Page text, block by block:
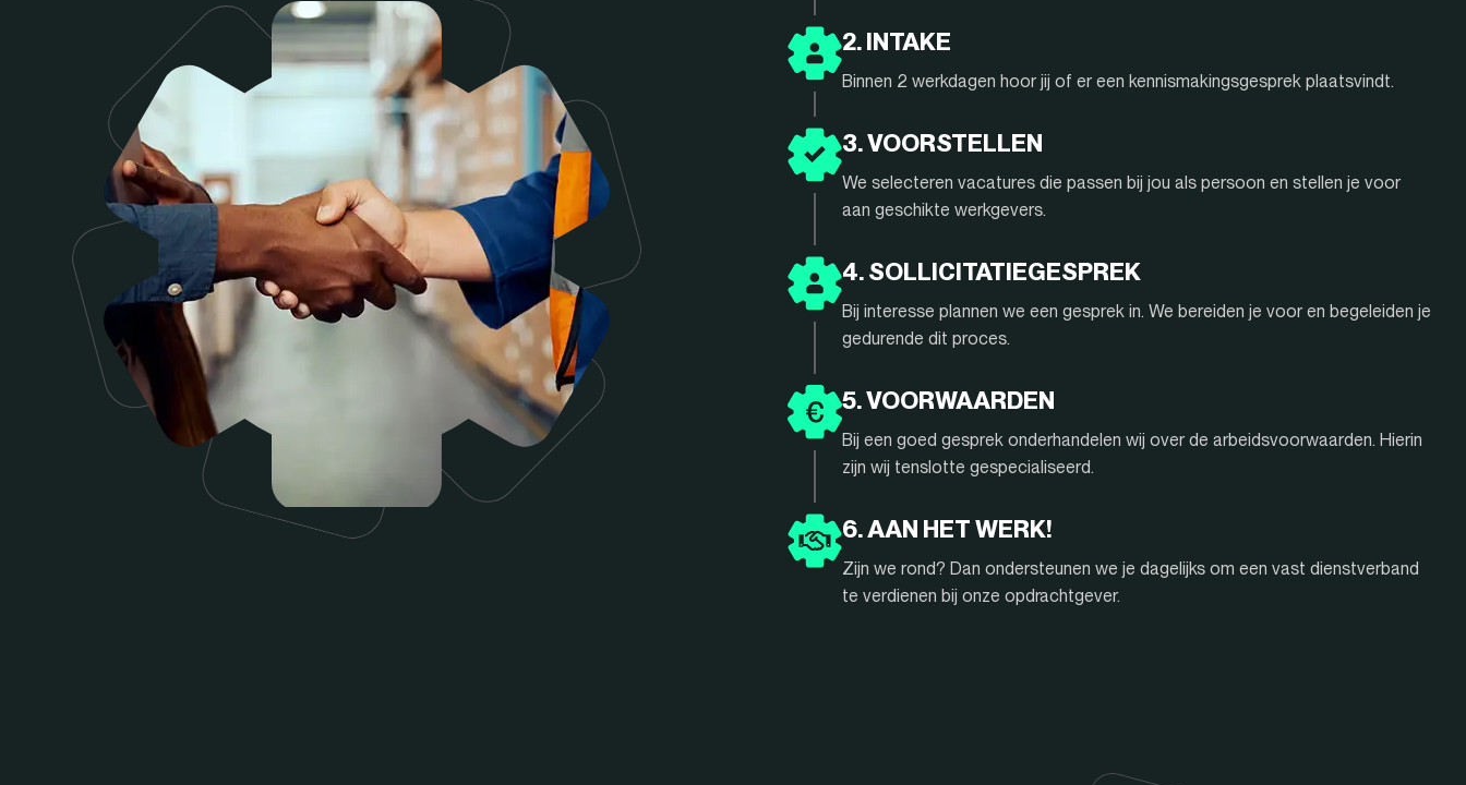
2. INTAKE
Binnen 2 werkdagen hoor jij of er een kennismakingsgesprek plaatsvindt.
3. VOORSTELLEN
We selecteren vacatures die passen bij jou als persoon en stellen je voor
aan geschikte werkgevers.
4. SOLLICITATIEGESPREK
Bij interesse plannen we een gesprek in. We bereiden je voor en begeleiden je
gedurende dit proces.
5. VOORWAARDEN
Bij een goed gesprek onderhandelen wij over de arbeidsvoorwaarden. Hierin
zijn wij tenslotte gespecialiseerd.
6. AAN HET WERK!
Zijn we rond? Dan ondersteunen we je dagelijks om een vast dienstverband
te verdienen bij onze opdrachtgever.